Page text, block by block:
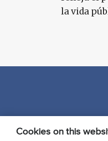
la vida
Cookies on this